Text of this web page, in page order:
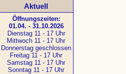
Aktuell
Öffnungszeiten:
01.04. - 31.10.2026
Dienstag 11 - 17 Uhr
Mittwoch 11 - 17 Uhr
Donnerstag geschlossen
Freitag 11 - 17 Uhr
Samstag 11 - 17 Uhr
Sonntag 11 - 17 Uhr